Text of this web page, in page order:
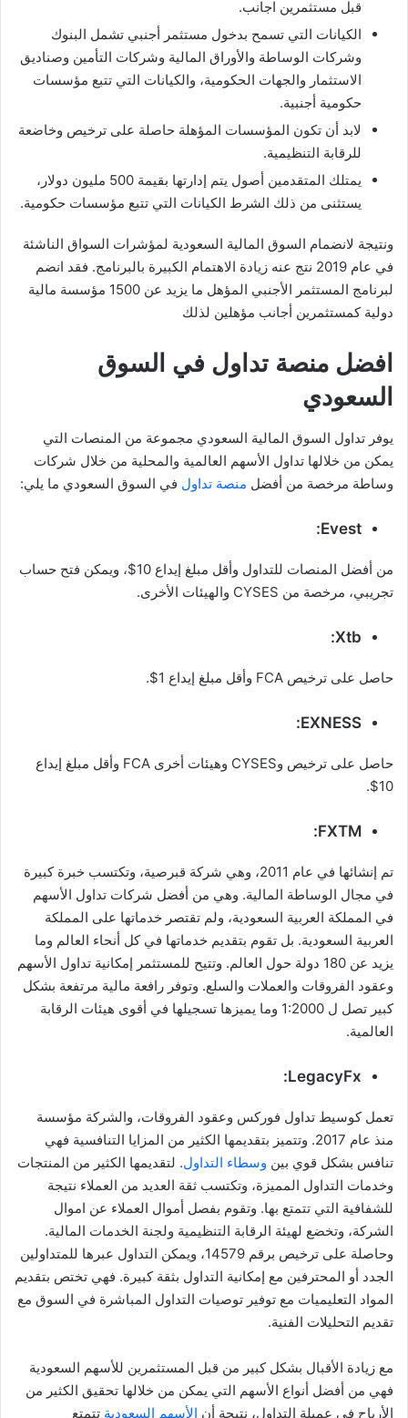
قبل مستثمرين اجانب.
الكيانات التي تسمح بدخول مستثمر أجنبي تشمل البنوك
وشركات الوساطة والأوراق المالية وشركات التأمين وصناديق
الاستثمار والجهات الحكومية، والكيانات التي تتبع مؤسسات
حكومية أجنبية.
لابد أن تكون المؤسسات المؤهلة حاصلة على ترخيص وخاضعة
للرقابة التنظيمية.
يمتلك المتقدمين أصول يتم إدارتها بقيمة 500 مليون دولار،
يستثنى من ذلك الشرط الكيانات التي تتبع مؤسسات حكومية.
ونتيجة لانضمام السوق المالية السعودية لمؤشرات السواق الناشئة
في عام 2019 نتج عنه زيادة الاهتمام الكبيرة بالبرنامج. فقد انضم
لبرنامج المستثمر الأجنبي المؤهل ما يزيد عن 1500 مؤسسة مالية
دولية كمستثمرين أجانب مؤهلين لذلك
افضل منصة تداول في السوق
السعودي
يوفر تداول السوق المالية السعودي مجموعة من المنصات التي
يمكن من خلالها تداول الأسهم العالمية والمحلية من خلال شركات
وساطة مرخصة من أفضل منصة تداول في السوق السعودي ما يلي:
Evest:
من أفضل المنصات للتداول وأقل مبلغ إيداع 10$، ويمكن فتح حساب
تجريبي، مرخصة من CYSES والهيئات الأخرى.
Xtb:
حاصل على ترخيص FCA وأقل مبلغ إيداع 1$.
EXNESS:
حاصل على ترخيص وCYSES وهيئات أخرى FCA وأقل مبلغ إيداع
10$.
FXTM:
تم إنشائها في عام 2011، وهي شركة قبرصية، وتكتسب خبرة كبيرة
في مجال الوساطة المالية. وهي من أفضل شركات تداول الأسهم
في المملكة العربية السعودية، ولم تقتصر خدماتها على المملكة
العربية السعودية. بل تقوم بتقديم خدماتها في كل أنحاء العالم وما
يزيد عن 180 دولة حول العالم. وتتيح للمستثمر إمكانية تداول الأسهم
وعقود الفروقات والعملات والسلع. وتوفر رافعة مالية مرتفعة بشكل
كبير تصل ل 1:2000 وما يميزها تسجيلها في أقوى هيئات الرقابة
العالمية.
LegacyFx:
تعمل كوسيط تداول فوركس وعقود الفروقات، والشركة مؤسسة
منذ عام 2017. وتتميز بتقديمها الكثير من المزايا التنافسية فهي
تنافس بشكل قوي بين وسطاء التداول. لتقديمها الكثير من المنتجات
وخدمات التداول المميزة، وتكتسب ثقة العديد من العملاء نتيجة
للشفافية التي تتمتع بها. وتقوم بفصل أموال العملاء عن اموال
الشركة، وتخضع لهيئة الرقابة التنظيمية ولجنة الخدمات المالية.
وحاصلة على ترخيص برقم 14579، ويمكن التداول عبرها للمتداولين
الجدد أو المحترفين مع إمكانية التداول بثقة كبيرة. فهي تختص بتقديم
المواد التعليميات مع توفير توصيات التداول المباشرة في السوق مع
تقديم التحليلات الفنية.
مع زيادة الأقبال بشكل كبير من قبل المستثمرين للأسهم السعودية
فهي من أفضل أنواع الأسهم التي يمكن من خلالها تحقيق الكثير من
الأرباح في عميلة التداول، نتيجة أن الأسهم السعودية تتمتع